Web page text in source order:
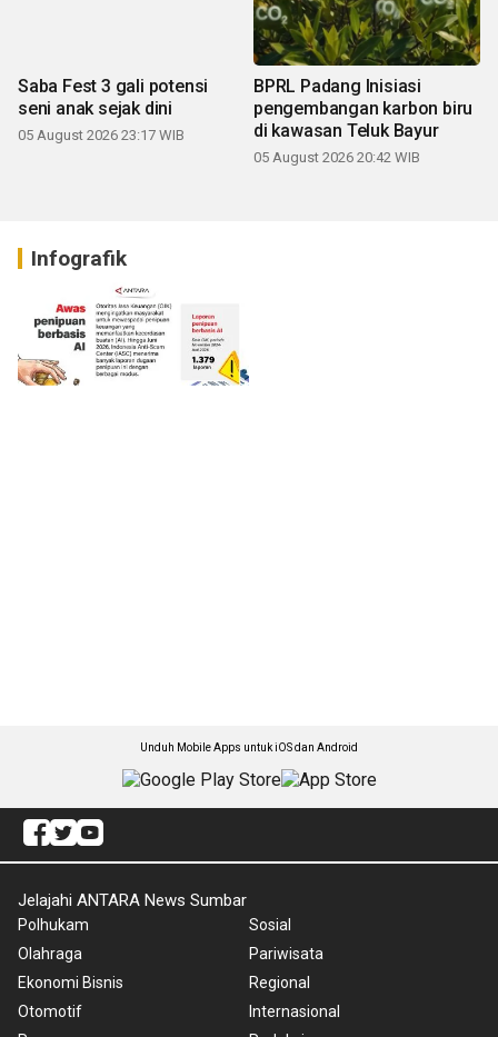
Saba Fest 3 gali potensi
seni anak sejak dini
05 August 2026 23:17 WIB
BPRL Padang Inisiasi
pengembangan karbon biru
di kawasan Teluk Bayur
05 August 2026 20:42 WIB
Infografik
Unduh Mobile Apps untuk iOS dan Android
Jelajahi ANTARA News Sumbar
Polhukam
Olahraga
Ekonomi Bisnis
Otomotif
Sosial
Pariwisata
Regional
Internasional